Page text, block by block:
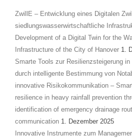
ZwillE – Entwicklung eines Digitalen
siedlungswasserwirtschaftliche
Development of a Digital Twin for the
Infrastructure of the City of Hanover 1.
Smarte Tools zur Resilienzsteigerung
durch intelligente Bestimmung von
innovative Risikokommunikation –
resilience in heavy rainfall prevention
identification of emergency drainage
communication 1. Dezember 2025
Innovative Instrumente zum